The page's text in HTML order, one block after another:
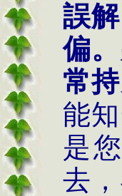
誤
偏
常
能
是
去